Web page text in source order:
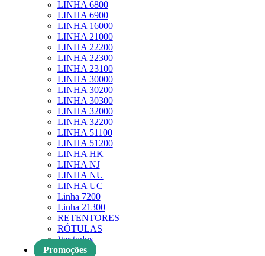
LINHA 6800
LINHA 6900
LINHA 16000
LINHA 21000
LINHA 22200
LINHA 22300
LINHA 23100
LINHA 30000
LINHA 30200
LINHA 30300
LINHA 32000
LINHA 32200
LINHA 51100
LINHA 51200
LINHA HK
LINHA NJ
LINHA NU
LINHA UC
Linha 7200
Linha 21300
RETENTORES
RÓTULAS
Ver todos
Promoções